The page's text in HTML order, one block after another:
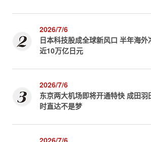
2026/7/6
日本科技股成全球新风口 半年海外
近10万亿日元
2026/7/6
东京两大机场即将开通特快 成田羽
时直达不是梦